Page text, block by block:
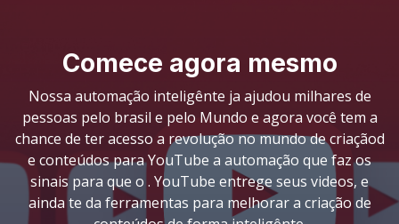
Comece agora mesmo
Nossa automação inteligênte ja ajudou milhares de
pessoas pelo brasil e pelo Mundo e agora você tem a
chance de ter acesso a revolução no mundo de criaçãod
e conteúdos para YouTube a automação que faz os
sinais para que o . YouTube entrege seus videos, e
ainda te da ferramentas para melhorar a criação de